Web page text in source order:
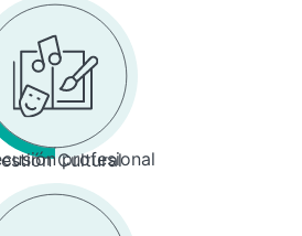
profesional
Cultural